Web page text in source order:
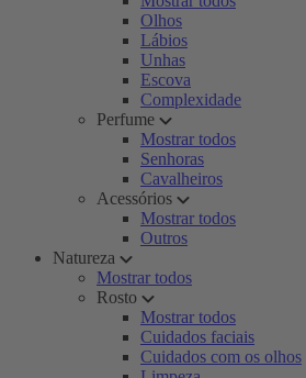
Olhos
Lábios
Unhas
Escova
Complexidade
Perfume
Mostrar todos
Senhoras
Cavalheiros
Acessórios
Mostrar todos
Outros
Natureza
Mostrar todos
Rosto
Mostrar todos
Cuidados faciais
Cuidados com os olhos